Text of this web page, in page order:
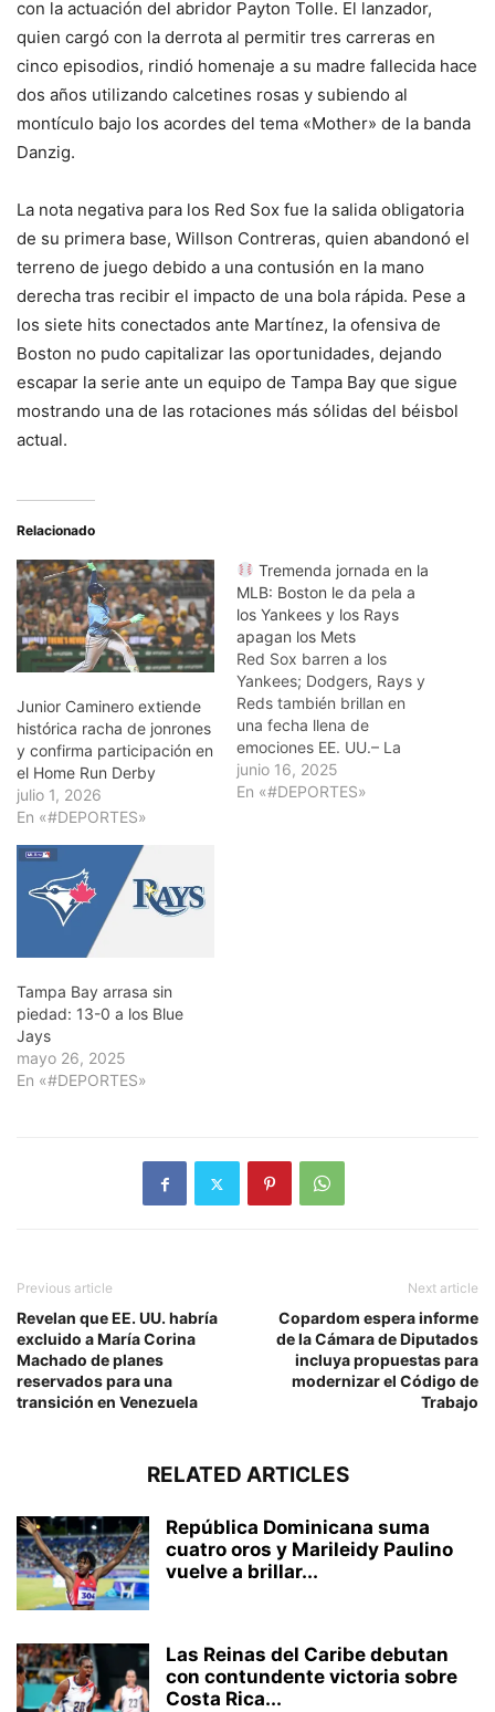
con la actuación del abridor Payton Tolle. El lanzador,
quien cargó con la derrota al permitir tres carreras en
cinco episodios, rindió homenaje a su madre fallecida hace
dos años utilizando calcetines rosas y subiendo al
montículo bajo los acordes del tema «Mother» de la banda
Danzig.
La nota negativa para los Red Sox fue la salida obligatoria
de su primera base, Willson Contreras, quien abandonó el
terreno de juego debido a una contusión en la mano
derecha tras recibir el impacto de una bola rápida. Pese a
los siete hits conectados ante Martínez, la ofensiva de
Boston no pudo capitalizar las oportunidades, dejando
escapar la serie ante un equipo de Tampa Bay que sigue
mostrando una de las rotaciones más sólidas del béisbol
actual.
Relacionado
Junior Caminero extiende
histórica racha de jonrones
y confirma participación en
el Home Run Derby
julio 1, 2026
En «#DEPORTES»
Tremenda jornada en la
MLB: Boston le da pela a
los Yankees y los Rays
apagan los Mets
Red Sox barren a los
Yankees; Dodgers, Rays y
Reds también brillan en
una fecha llena de
emociones EE. UU.– La
jornada dominical del 15
de junio en las Grandes
junio 16, 2025
En «#DEPORTES»
Tampa Bay arrasa sin
piedad: 13-0 a los Blue
Jays
mayo 26, 2025
En «#DEPORTES»
Previous article
Revelan que EE. UU. habría
excluido a María Corina
Machado de planes
reservados para una
transición en Venezuela
Next article
Copardom espera informe
de la Cámara de Diputados
incluya propuestas para
modernizar el Código de
Trabajo
RELATED ARTICLES
República Dominicana suma
cuatro oros y Marileidy Paulino
vuelve a brillar...
Las Reinas del Caribe debutan
con contundente victoria sobre
Costa Rica...